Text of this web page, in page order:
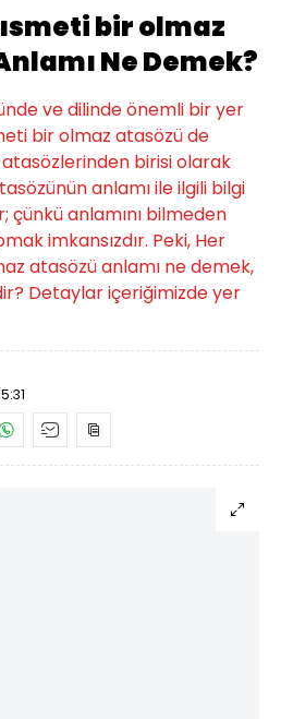
bir olmaz
Ne Demek?
ve dilinde önemli bir yer
bir olmaz atasözü de
birisi olarak
anlamı ile ilgili bilgi
çünkü anlamını bilmeden
imkansızdır. Peki, Her
atasözü anlamı ne demek,
Detaylar içeriğimizde yer